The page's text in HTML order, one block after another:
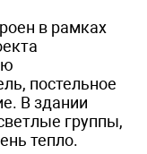
в рамках
постельное
В здании
группы,
тепло.